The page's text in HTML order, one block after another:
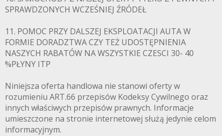
SPRAWDZONYCH WCZEŚNIEJ ŹRÓDEŁ
11. POMOC PRZY DALSZEJ EKSPLOATACJI AUTA W
FORMIE DORADZTWA CZY TEŻ UDOSTĘPNIENIA
NASZYCH RABATÓW NA WSZYSTKIE CZESCI 30- 40
%PŁYNY ITP
Niniejsza oferta handlowa nie stanowi oferty w
rozumieniu ART.66 przepisów Kodeksy Cywilnego oraz
innych właściwych przepisów prawnych. Informacje
umieszczone na stronie internetowej służą jedynie celom
informacyjnym.